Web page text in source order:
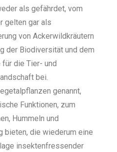
als gefährdet, vom
gelten gar als
von Ackerwildkräutern
der Biodiversität und dem
die Tier- und
bei.
genannt,
Funktionen, zum
Hummeln und
bieten, die wiederum eine
insektenfressender